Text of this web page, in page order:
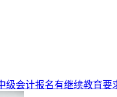
级会计报名有继续教育要